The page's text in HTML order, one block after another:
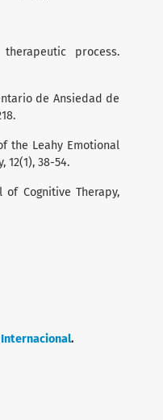
process.
de Ansiedad de
the Leahy Emotional
12(1), 38-54.
of Cognitive Therapy,
Internacional.